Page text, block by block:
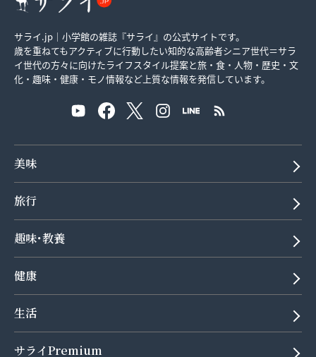
サライ.jp｜小学館の雑誌『サライ』の公式サイトです。
歳を重ねてもアクティブに行動したい知的な高齢者シニア世代＝サラ
イ世代の方々に向けたライフスタイル提案と旅・食・人物・歴史・文
化・趣味・健康・モノ情報など上質な情報を発信しています。
美味
旅行
趣味･教養
健康
生活
サライPremium